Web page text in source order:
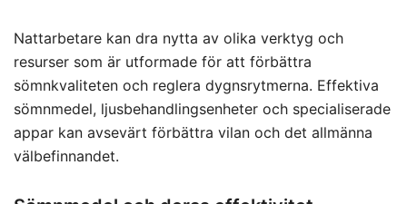
Nattarbetare kan dra nytta av olika verktyg och
resurser som är utformade för att förbättra
sömnkvaliteten och reglera dygnsrytmerna. Effektiva
sömnmedel, ljusbehandlingsenheter och specialiserade
appar kan avsevärt förbättra vilan och det allmänna
välbefinnandet.